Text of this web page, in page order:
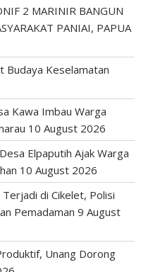
2 MARINIR BANGUN
PANIAI, PAPUA
Budaya Keselamatan
Kawa Imbau Warga
10 August 2026
Elpaputih Ajak Warga
10 August 2026
di Cikelet, Polisi
Pemadaman 9 August
Unang Dorong